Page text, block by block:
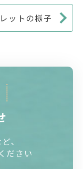
ットの様子
、
ださい